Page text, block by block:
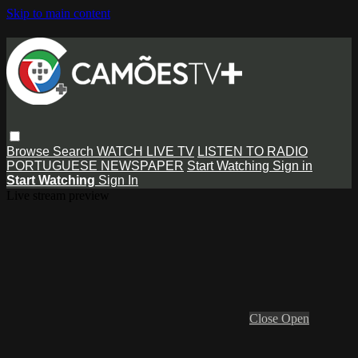
Skip to main content
Browse Search WATCH LIVE TV LISTEN TO RADIO
PORTUGUESE NEWSPAPER Start Watching Sign in
Start Watching Sign In
Close Open